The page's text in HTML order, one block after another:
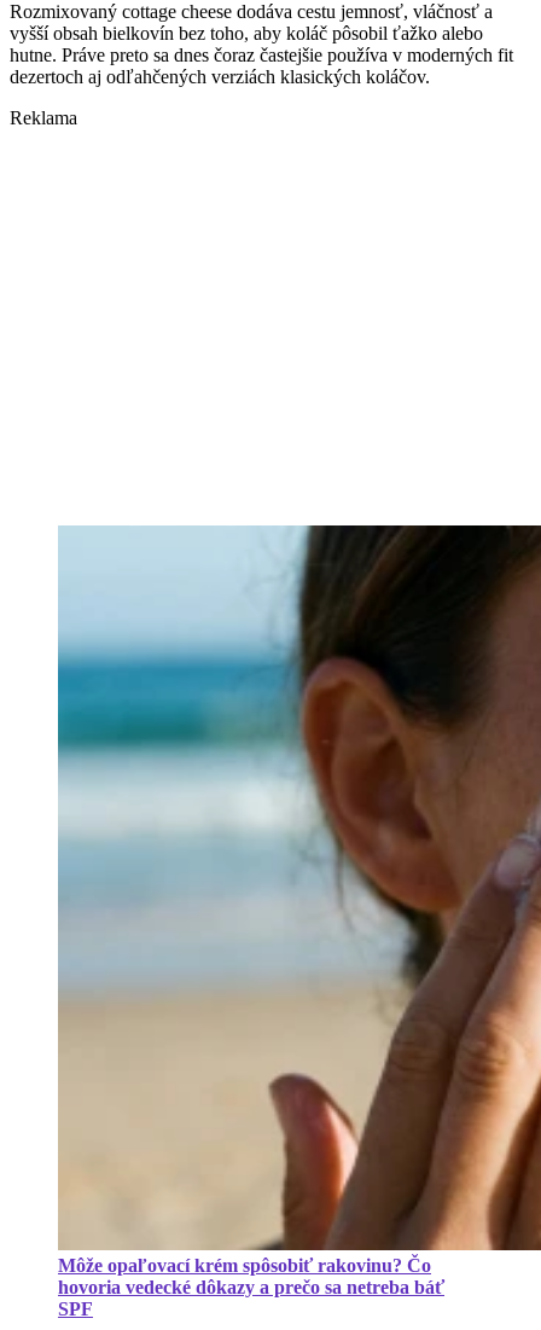
Rozmixovaný cottage cheese dodáva cestu jemnosť, vláčnosť a
vyšší obsah bielkovín bez toho, aby koláč pôsobil ťažko alebo
hutne. Práve preto sa dnes čoraz častejšie používa v moderných fit
dezertoch aj odľahčených verziách klasických koláčov.
Reklama
Môže opaľovací krém spôsobiť rakovinu? Čo
hovoria vedecké dôkazy a prečo sa netreba báť
SPF